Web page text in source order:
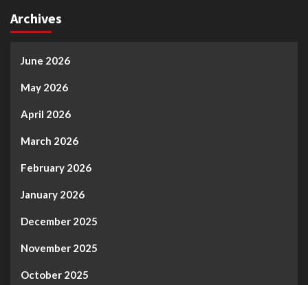
Archives
June 2026
May 2026
April 2026
March 2026
February 2026
January 2026
December 2025
November 2025
October 2025